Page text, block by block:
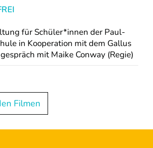
für Schüler*innen der Paul-
in Kooperation mit dem Gallus
mit Maike Conway (Regie)
Filmen